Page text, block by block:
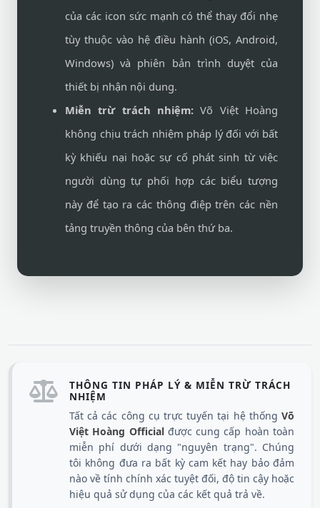
của các icon sức mạnh có thể thay đổi nhẹ
tùy thuộc vào hệ điều hành (iOS, Android,
Windows) và phiên bản trình duyệt của
thiết bị nhận nội dung.
Miễn trừ trách nhiệm: Võ Việt Hoàng
không chịu trách nhiệm pháp lý đối với bất
kỳ khiếu nại hoặc sự cố phát sinh từ việc
người dùng tự phối hợp các biểu tượng
này để tạo ra các thông điệp trên các nền
tảng truyền thông của bên thứ ba.
THÔNG TIN PHÁP LÝ & MIỄN TRỪ TRÁCH
NHIỆM
Tất cả các công cụ trực tuyến tại hệ thống Võ
Việt Hoàng Officialđược cung cấp hoàn toàn
miễn phí dưới dạng "nguyên trạng". Chúng
tôi không đưa ra bất kỳ cam kết hay bảo đảm
nào về tính chính xác tuyệt đối, độ tin cậy hoặc
hiệu quả sử dụng của các kết quả trả về.